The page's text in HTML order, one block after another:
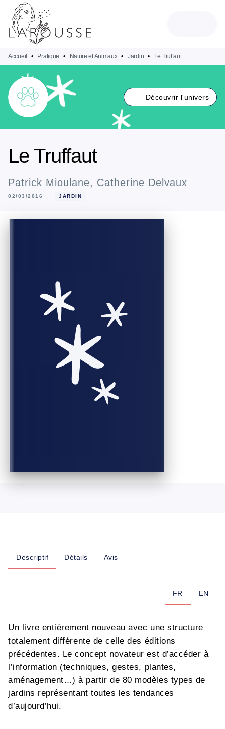
MENU
PIED DE PAGE
Accueil • Pratique • Nature et Animaux • Jardin • Le Truffaut
Découvrir l'univers
Le Truffaut
Patrick Mioulane, Catherine Delvaux
02/03/2016 JARDIN
Descriptif Détails Avis
FR EN
Un livre entièrement nouveau avec une structure
totalement différente de celle des éditions
précédentes. Le concept novateur est d’accéder à
l’information (techniques, gestes, plantes,
aménagement…) à partir de 80 modèles types de
jardins représentant toutes les tendances
d’aujourd’hui.